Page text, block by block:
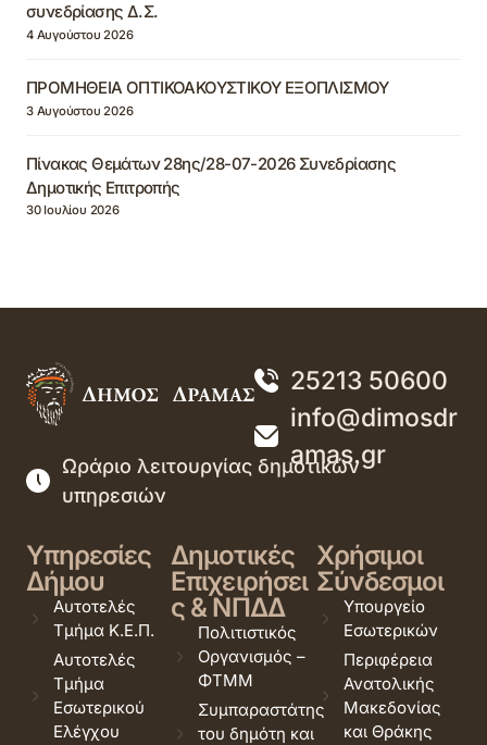
συνεδρίασης Δ.Σ.
4 Αυγούστου 2026
ΠΡΟΜΗΘΕΙΑ ΟΠΤΙΚΟΑΚΟΥΣΤΙΚΟΥ ΕΞΟΠΛΙΣΜΟΥ
3 Αυγούστου 2026
Πίνακας Θεμάτων 28ης/28-07-2026 Συνεδρίασης
Δημοτικής Επιτροπής
30 Ιουλίου 2026
25213 50600
info@dimosdr
amas.gr
Ωράριο λειτουργίας δημοτικών
υπηρεσιών
Υπηρεσίες
Δήμου
Αυτοτελές
Τμήμα Κ.Ε.Π.
Αυτοτελές
Τμήμα
Εσωτερικού
Ελέγχου
Δημοτικές
Επιχειρήσει
ς & ΝΠΔΔ
Πολιτιστικός
Οργανισμός –
ΦΤΜΜ
Συμπαραστάτης
του δημότη και
Χρήσιμοι
Σύνδεσμοι
Υπουργείο
Εσωτερικών
Περιφέρεια
Ανατολικής
Μακεδονίας
και Θράκης